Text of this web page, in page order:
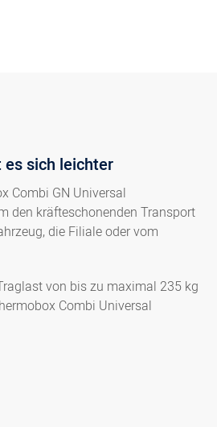
es sich leichter
Combi GN Universal
den kräfteschonenden Transport
die Filiale oder vom
von bis zu maximal 235 kg
Combi Universal